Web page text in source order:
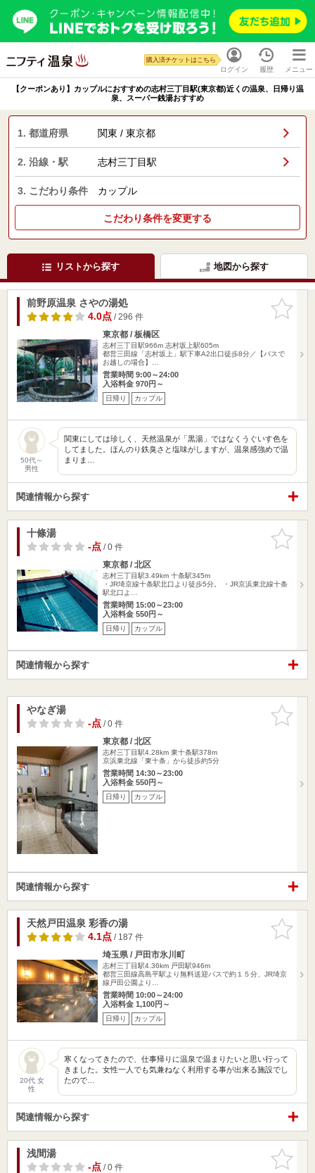
ログイン
購入済チケットはこちら
履歴 メニュー
【クーポンあり】カップルにおすすめの志村三丁目駅(東京都)近くの温泉、日帰り温
泉、スーパー銭湯おすすめ
1. 都道府県 関東 / 東京都
2. 沿線・駅 志村三丁目駅
3. こだわり条件 カップル
こだわり条件を変更する
リストから探す 地図から探す
お気に入
りに追加
前野原温泉 さやの湯処
4.0点/ 296 件
東京都 / 板橋区
志村三丁目駅966m 志村坂上駅605m
都営三田線「志村坂上」駅下車A2出口徒歩8分／【バスで
お越しの場合】…
営業時間 9:00～24:00
入浴料金 970円～
日帰り カップル
50代～
男性
関東にしては珍しく、天然温泉が「黒湯」ではなくうぐいす色を
してました。ほんのり鉄臭さと塩味がしますが、温泉感強めで温
まりま…
関連情報から探す
お気に入
りに追加
十條湯
-点/ 0 件
東京都 / 北区
志村三丁目駅3.49km 十条駅345m
・JR埼京線十条駅北口より徒歩5分。 ・JR京浜東北線十条
駅北口よ…
営業時間 15:00～23:00
入浴料金 550円～
日帰り カップル
関連情報から探す
お気に入
りに追加
やなぎ湯
-点/ 0 件
東京都 / 北区
志村三丁目駅4.28km 東十条駅378m
京浜東北線「東十条」から徒歩約5分
営業時間 14:30～23:00
入浴料金 550円～
日帰り カップル
関連情報から探す
お気に入
りに追加
天然戸田温泉 彩香の湯
4.1点/ 187 件
埼玉県 / 戸田市氷川町
志村三丁目駅4.36km 戸田駅946m
都営三田線高島平駅より無料送迎バスで約１５分、JR埼京
線戸田公園より…
営業時間 10:00～24:00
入浴料金 1,100円～
日帰り カップル
20代 女
性
寒くなってきたので、仕事帰りに温泉で温まりたいと思い行って
きました。女性一人でも気兼ねなく利用する事が出来る施設でし
たので…
関連情報から探す
お気に入
りに追加
浅間湯
-点/ 0 件